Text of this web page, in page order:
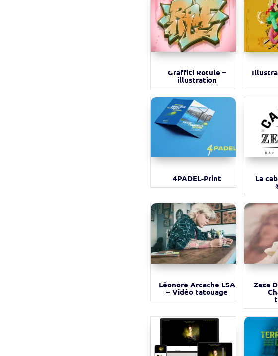
Graffiti Rotule –
illustration
4PADEL-Print La
Léonore Arcache LSA
– Vidéo tatouage
Zaza